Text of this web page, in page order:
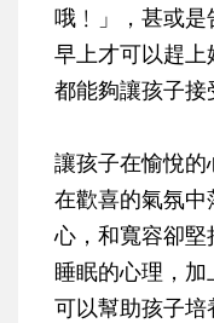
哦﹗」，甚或
早上才可以趕上
都能夠讓孩子接
讓孩子在愉悅
在歡喜的氣氛
心，和寬容卻
睡眠的心理，
可以幫助孩子